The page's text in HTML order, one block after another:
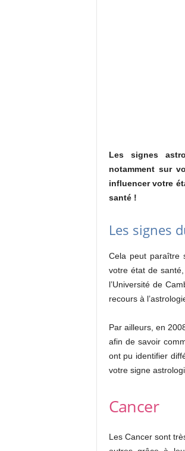
Les signes
notamment sur
influencer votre
santé !
Les signes
Cela peut paraître
votre état de
l’Université de
recours à
Par ailleurs, en
afin de savoir
ont pu identifier
votre signe
Cancer
Les Cancer sont